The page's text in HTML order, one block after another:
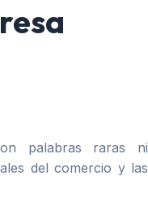
palabras raras ni
del comercio y las